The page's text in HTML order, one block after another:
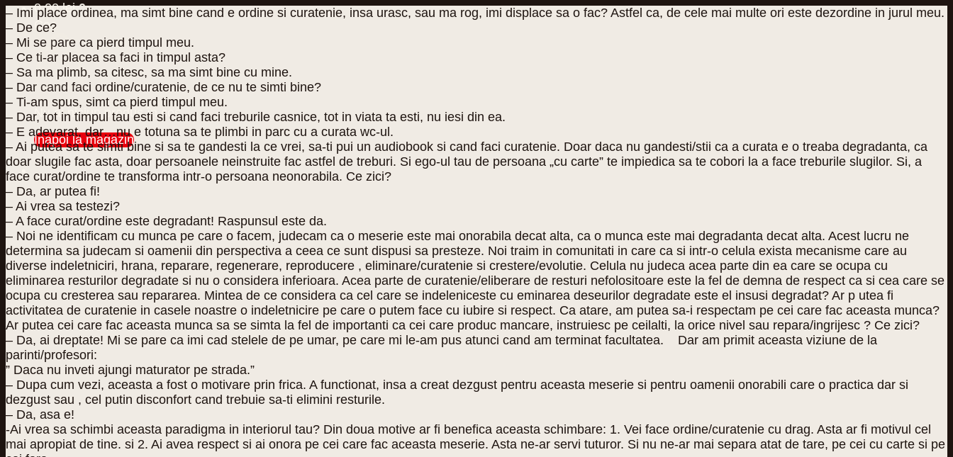
0,00lei 0
Coș
Nu ai niciun produs în coș.
Înapoi la magazin
0
– Imi place ordinea, ma simt bine cand e ordine si curatenie, insa urasc, sau ma rog, imi displace sa o fac? Astfel ca, de cele mai multe ori este dezordine in jurul meu.
– De ce?
– Mi se pare ca pierd timpul meu.
– Ce ti-ar placea sa faci in timpul asta?
– Sa ma plimb, sa citesc, sa ma simt bine cu mine.
– Dar cand faci ordine/curatenie, de ce nu te simti bine?
– Ti-am spus, simt ca pierd timpul meu.
– Dar, tot in timpul tau esti si cand faci treburile casnice, tot in viata ta esti, nu iesi din ea.
– E adevarat, dar…nu e totuna sa te plimbi in parc cu a curata wc-ul.
– Ai putea sa te simti bine si sa te gandesti la ce vrei, sa-ti pui un audiobook si cand faci curatenie. Doar daca nu gandesti/stii ca a curata e o treaba degradanta, ca
doar slugile fac asta, doar persoanele neinstruite fac astfel de treburi. Si ego-ul tau de persoana „cu carte” te impiedica sa te cobori la a face treburile slugilor. Si, a
face curat/ordine te transforma intr-o persoana neonorabila. Ce zici?
– Da, ar putea fi!
– Ai vrea sa testezi?
– A face curat/ordine este degradant! Raspunsul este da.
– Noi ne identificam cu munca pe care o facem, judecam ca o meserie este mai onorabila decat alta, ca o munca este mai degradanta decat alta. Acest lucru ne
determina sa judecam si oamenii din perspectiva a ceea ce sunt dispusi sa presteze. Noi traim in comunitati in care ca si intr-o celula exista mecanisme care au
diverse indeletniciri, hrana, reparare, regenerare, reproducere , eliminare/curatenie si crestere/evolutie. Celula nu judeca acea parte din ea care se ocupa cu
eliminarea resturilor degradate si nu o considera inferioara. Acea parte de curatenie/eliberare de resturi nefolositoare este la fel de demna de respect ca si cea care se
ocupa cu cresterea sau repararea. Mintea de ce considera ca cel care se indeleniceste cu eminarea deseurilor degradate este el insusi degradat? Ar p utea fi
activitatea de curatenie in casele noastre o indeletnicire pe care o putem face cu iubire si respect. Ca atare, am putea sa-i respectam pe cei care fac aceasta munca?
Ar putea cei care fac aceasta munca sa se simta la fel de importanti ca cei care produc mancare, instruiesc pe ceilalti, la orice nivel sau repara/ingrijesc ? Ce zici?
– Da, ai dreptate! Mi se pare ca imi cad stelele de pe umar, pe care mi le-am pus atunci cand am terminat facultatea. Dar am primit aceasta viziune de la
parinti/profesori:
” Daca nu inveti ajungi maturator pe strada.”
– Dupa cum vezi, aceasta a fost o motivare prin frica. A functionat, insa a creat dezgust pentru aceasta meserie si pentru oamenii onorabili care o practica dar si
dezgust sau , cel putin disconfort cand trebuie sa-ti elimini resturile.
– Da, asa e!
-Ai vrea sa schimbi aceasta paradigma in interiorul tau? Din doua motive ar fi benefica aceasta schimbare: 1. Vei face ordine/curatenie cu drag. Asta ar fi motivul cel
mai apropiat de tine. si 2. Ai avea respect si ai onora pe cei care fac aceasta meserie. Asta ne-ar servi tuturor. Si nu ne-ar mai separa atat de tare, pe cei cu carte si pe